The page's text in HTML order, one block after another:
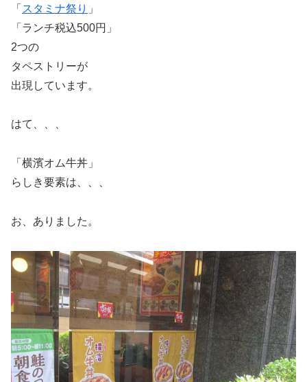
「 スタミナ祭り 」
「ランチ税込500円」
2つの
タペストリーが
出現しています。
はて、、、
「横濱オム牛丼」
らしき要素は、、、
お、ありました。